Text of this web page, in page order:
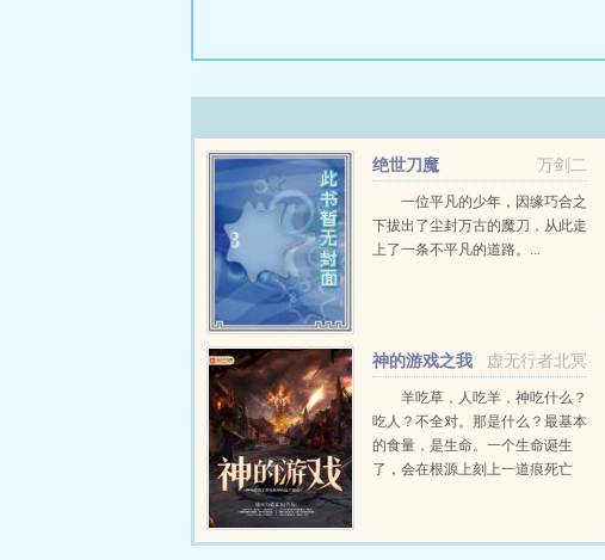
万剑二
绝世刀魔
一位平凡的少年，因缘巧合之
下拔出了尘封万古的魔刀，从此走
上了一条不平凡的道路。...
虚无行者北冥
神的游戏之我
是星球的远大意志
羊吃草，人吃羊，神吃什么？
吃人？不全对。那是什么？最基本
的食量，是生命。一个生命诞生
了，会在根源上刻上一道痕死亡
速度太慢了吧？所以，神最喜欢吃